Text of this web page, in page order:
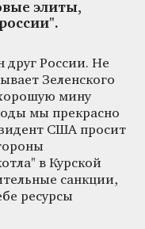
элиты,
друг России. Не
Зеленского
мину
мы прекрасно
США просит
в Курской
санкции,
ресурсы